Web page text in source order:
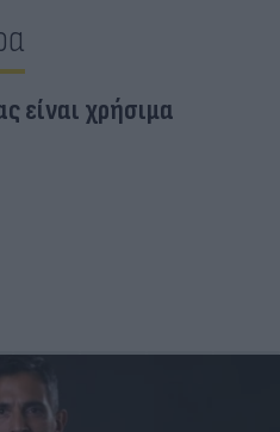
είναι χρήσιμα